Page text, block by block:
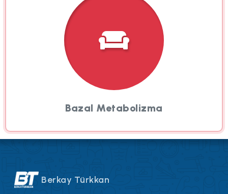
Bazal Metabolizma
Berkay Türkkan